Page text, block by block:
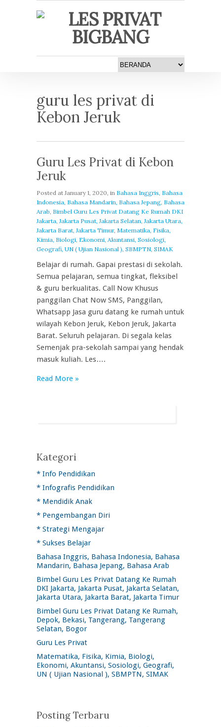
guru les privat di
Kebon Jeruk
Guru Les Privat di Kebon
Jeruk
Posted atJanuary 1, 2020, in Bahasa Inggris, Bahasa
Indonesia, Bahasa Mandarin, Bahasa Jepang, Bahasa
Arab, Bimbel Guru Les Privat Datang Ke Rumah DKI
Jakarta, Jakarta Pusat, Jakarta Selatan, Jakarta Utara,
Jakarta Barat, Jakarta Timur, Matematika, Fisika,
Kimia, Biologi, Ekonomi, Akuntansi, Sosiologi,
Geografi, UN ( Ujian Nasional ), SBMPTN, SIMAK
Belajar di rumah. Gapai prestasi di sekolah.
Semua pelajaran, semua tingkat, fleksibel
& guru berkualitas. Call Now Khusus
panggilan Chat Now SMS, Panggilan,
Whatsapp Jasa guru datang ke rumah untuk
wilayah Kebon Jeruk, Kebon Jeruk, Jakarta
Barat. Seluruh pelajaran. Di segala kelas
Semenjak pra-sekolah sampai yang hendak
masuk kuliah. Les….
Read More »
Kategori
* Info Pendidikan
* Infografis Pendidikan
* Mendidik Anak
* Pengembangan Diri
* Strategi Mengajar
* Sukses Belajar
Bahasa Inggris, Bahasa Indonesia, Bahasa
Mandarin, Bahasa Jepang, Bahasa Arab
Bimbel Guru Les Privat Datang Ke Rumah
DKI Jakarta, Jakarta Pusat, Jakarta Selatan,
Jakarta Utara, Jakarta Barat, Jakarta Timur
Bimbel Guru Les Privat Datang Ke Rumah,
Depok, Bekasi, Tangerang, Tangerang
Selatan, Bogor
Guru Les Privat
Matematika, Fisika, Kimia, Biologi,
Ekonomi, Akuntansi, Sosiologi, Geografi,
UN ( Ujian Nasional ), SBMPTN, SIMAK
Posting Terbaru